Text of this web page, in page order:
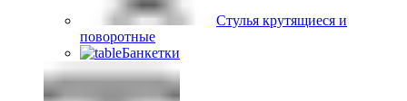
Стулья крутящиеся и
поворотные
Банкетки